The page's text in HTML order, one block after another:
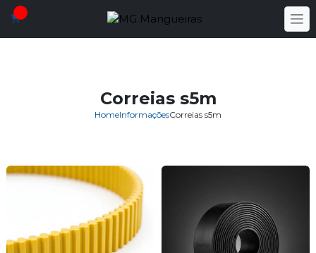
HomeInformaçõesCorreias s5m
Correias s5m